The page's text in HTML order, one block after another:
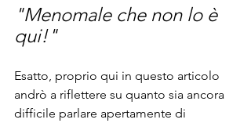
"Menomale che non lo è
qui!"
Esatto, proprio qui in questo articolo
andrò a riflettere su quanto sia ancora
difficile parlare apertamente di